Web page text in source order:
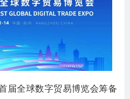
届全球数字贸易博览会筹备